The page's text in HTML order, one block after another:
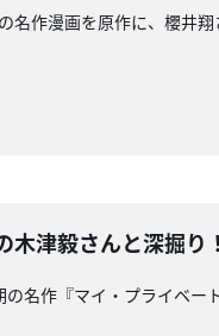
作漫画を原作に、櫻井翔
木津毅さんと深掘
名作『マイ・プライベー